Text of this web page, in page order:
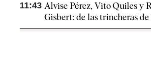
11:43 Alvise Pérez, Vito Quiles y
Gisbert: de las trincheras de